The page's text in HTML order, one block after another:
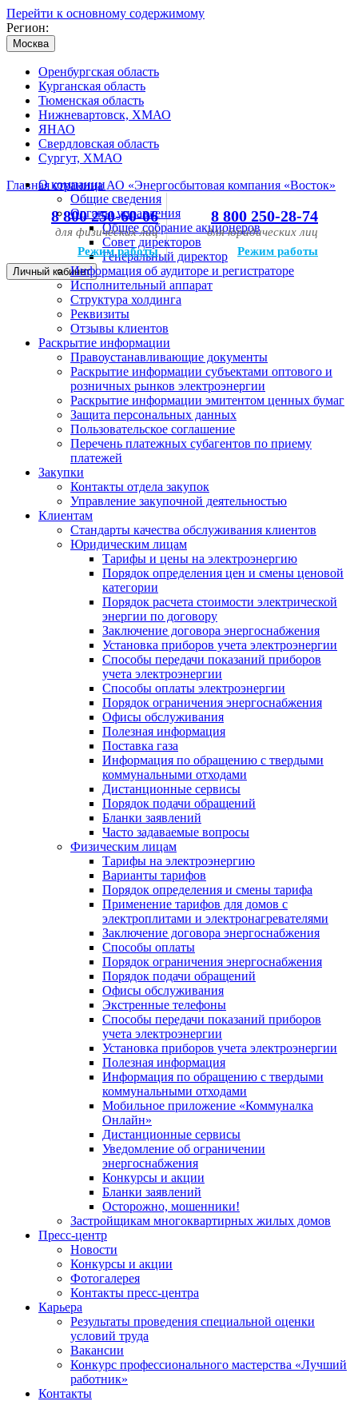
Перейти к основному содержимому
Регион:
Москва
Оренбургская область
Курганская область
Тюменская область
Нижневартовск, ХМАО
ЯНАО
Свердловская область
Сургут, ХМАО
Главная страница АО «Энергосбытовая компания «Восток»
8 800 250-60-06
для физических лиц
Режим работы
8 800 250-28-74
для юридических лиц
Режим работы
Личный кабинет
О компании
Общие сведения
Органы управления
Общее собрание акционеров
Совет директоров
Генеральный директор
Информация об аудиторе и регистраторе
Исполнительный аппарат
Структура холдинга
Реквизиты
Отзывы клиентов
Раскрытие информации
Правоустанавливающие документы
Раскрытие информации субъектами оптового и
розничных рынков электроэнергии
Раскрытие информации эмитентом ценных бумаг
Защита персональных данных
Пользовательское соглашение
Перечень платежных субагентов по приему
платежей
Закупки
Контакты отдела закупок
Управление закупочной деятельностью
Клиентам
Стандарты качества обслуживания клиентов
Юридическим лицам
Тарифы и цены на электроэнергию
Порядок определения цен и смены ценовой
категории
Порядок расчета стоимости электрической
энергии по договору
Заключение договора энергоснабжения
Установка приборов учета электроэнергии
Способы передачи показаний приборов
учета электроэнергии
Способы оплаты электроэнергии
Порядок ограничения энергоснабжения
Офисы обслуживания
Полезная информация
Поставка газа
Информация по обращению с твердыми
коммунальными отходами
Дистанционные сервисы
Порядок подачи обращений
Бланки заявлений
Часто задаваемые вопросы
Физическим лицам
Тарифы на электроэнергию
Варианты тарифов
Порядок определения и смены тарифа
Применение тарифов для домов с
электроплитами и электронагревателями
Заключение договора энергоснабжения
Способы оплаты
Порядок ограничения энергоснабжения
Порядок подачи обращений
Офисы обслуживания
Экстренные телефоны
Способы передачи показаний приборов
учета электроэнергии
Установка приборов учета электроэнергии
Полезная информация
Информация по обращению с твердыми
коммунальными отходами
Мобильное приложение «Коммуналка
Онлайн»
Дистанционные сервисы
Уведомление об ограничении
энергоснабжения
Конкурсы и акции
Бланки заявлений
Осторожно, мошенники!
Застройщикам многоквартирных жилых домов
Пресс-центр
Новости
Конкурсы и акции
Фотогалерея
Контакты пресс-центра
Карьера
Результаты проведения специальной оценки
условий труда
Вакансии
Конкурс профессионального мастерства «Лучший
работник»
Контакты